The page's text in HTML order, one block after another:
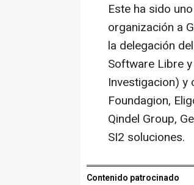
Este ha sido
organización a
la delegación
Software Libre
Investigacion) y
Foundagion,
Qindel Group,
SI2 soluciones.
Contenido patrocinado